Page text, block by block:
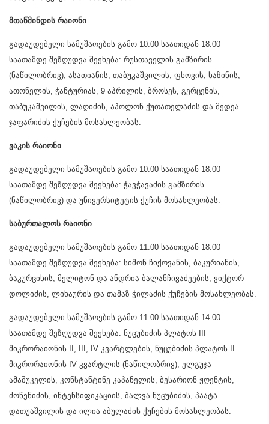
მთაწმინდის რაიონი
გადაუდებელი სამუშაოების გამო 10:00 საათიდან 18:00
საათამდე შეზღუდვა შეეხება: რუსთაველის გამზირის
(ნაწილობრივ), ასათიანის, თაბუკაშვილის, ფხოვის, ხაზინის,
ათონელის, ჭანტურიას, 9 აპრილის, ბროსეს, გერცენის,
თაბუკაშვილის, ლაღიძის, აპოლონ ქუთათელაძის და მედეა
ჯაფარიძის ქუჩების მოსახლეობას.
ვაკის რაიონი
გადაუდებელი სამუშაოების გამო 10:00 საათიდან 18:00
საათამდე შეზღუდვა შეეხება: ჭავჭავაძის გამზირის
(ნაწილობრივ) და უნივერსიტეტის ქუჩის მოსახლეობას.
საბურთალოს რაიონი
გადაუდებელი სამუშაოების გამო 11:00 საათიდან 18:00
საათამდე შეზღუდვა შეეხება: სიმონ ჩიქოვანის, ბაკურიანის,
ბაკურციხის, მელიტონ და ანდრია ბალანჩივაძეების, ვიქტორ
დოლიძის, ლიხაურის და თამაზ ჭილაძის ქუჩების მოსახლეობას.
გადაუდებელი სამუშაოების გამო 11:00 საათიდან 14:00
საათამდე შეზღუდვა შეეხება: ნუცუბიძის პლატოს III
მიკრორაიონის II, III, IV კვარტლების, ნუცუბიძის პლატოს II
მიკრორაიონის IV კვარტლის (ნაწილობრივ), ელგუჯა
ამაშუკელის, კონსტანტინე კაპანელის, ბესარიონ ჟღენტის,
ძოწენიძის, ინტენსიფიკაციის, შალვა ნუცუბიძის, პაატა
დათუაშვილის და ილია აბულაძის ქუჩების მოსახლეობას.